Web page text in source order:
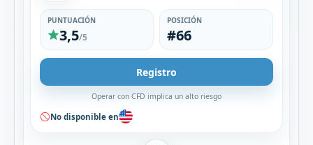
PUNTUACIÓN
3,5/5
POSICIÓN
#66
Registro
Operar con CFD implica un alto riesgo
No disponible en